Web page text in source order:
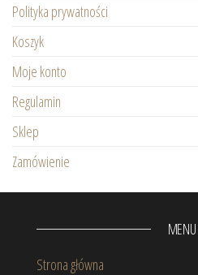
Polityka prywatności
Koszyk
Moje konto
Regulamin
Sklep
Zamówienie
MENU
Strona główna